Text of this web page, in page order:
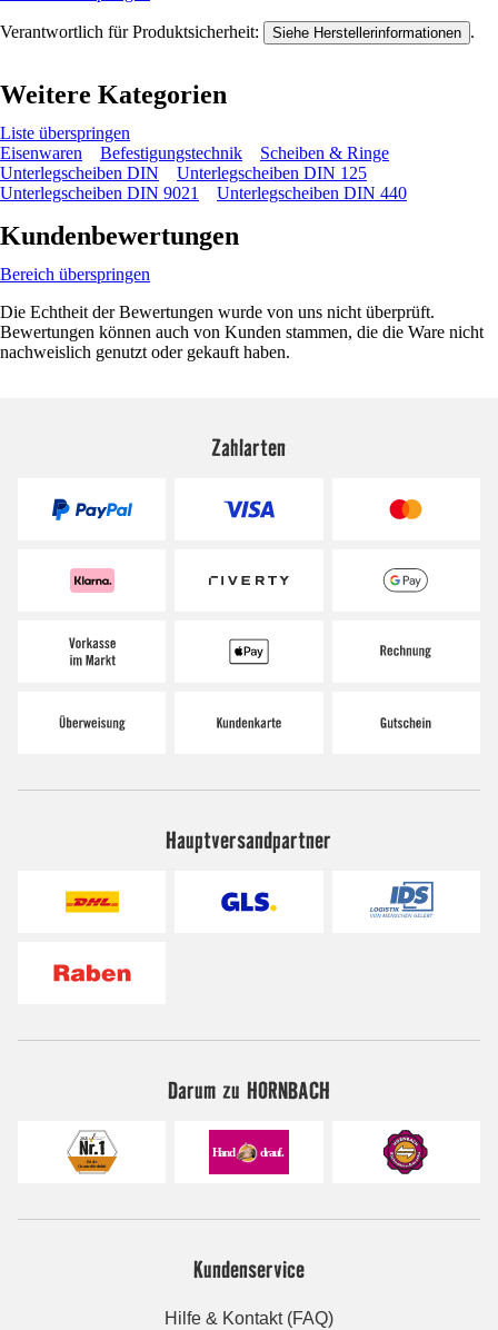
Verantwortlich für Produktsicherheit: Siehe Herstellerinformationen .
Weitere Kategorien
Liste überspringen
Eisenwaren
Befestigungstechnik
Scheiben & Ringe
Unterlegscheiben DIN
Unterlegscheiben DIN 125
Unterlegscheiben DIN 9021
Unterlegscheiben DIN 440
Kundenbewertungen
Bereich überspringen
Die Echtheit der Bewertungen wurde von uns nicht überprüft.
Bewertungen können auch von Kunden stammen, die die Ware nicht
nachweislich genutzt oder gekauft haben.
Zahlarten
Hauptversandpartner
Darum zu HORNBACH
Kundenservice
Hilfe & Kontakt (FAQ)